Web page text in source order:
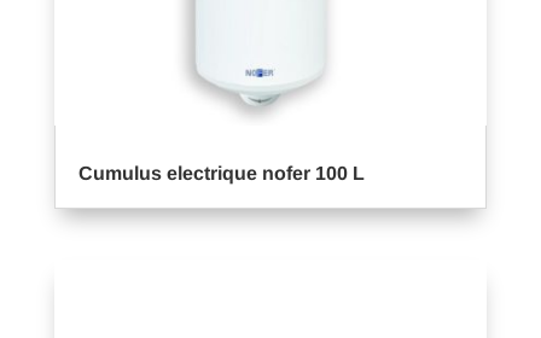
Cumulus electrique nofer 100 L